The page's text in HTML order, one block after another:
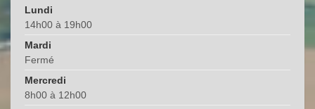
Lundi
14h00 à 19h00
Mardi
Fermé
Mercredi
8h00 à 12h00